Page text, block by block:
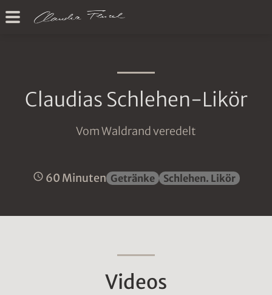
Claudias Schlehen-Likör
Vom Waldrand veredelt
60 Minuten Getränke Schlehen. Likör
Videos